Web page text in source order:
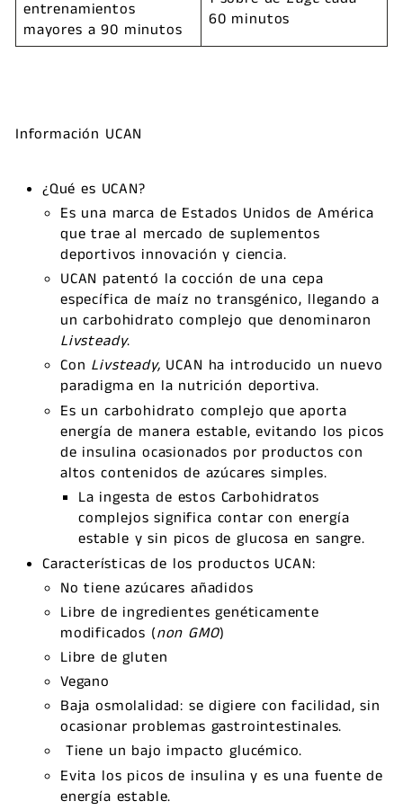
entrenamientos
mayores a 90 minutos
60 minutos
Información UCAN
¿Qué es UCAN?
Es una marca de Estados Unidos de América
que trae al mercado de suplementos
deportivos innovación y ciencia.
UCAN patentó la cocción de una cepa
específica de maíz no transgénico, llegando a
un carbohidrato complejo que denominaron
Livsteady.
Con Livsteady, UCAN ha introducido un nuevo
paradigma en la nutrición deportiva.
Es un carbohidrato complejo que aporta
energía de manera estable, evitando los picos
de insulina ocasionados por productos con
altos contenidos de azúcares simples.
La ingesta de estos Carbohidratos
complejos significa contar con energía
estable y sin picos de glucosa en sangre.
Características de los productos UCAN:
No tiene azúcares añadidos
Libre de ingredientes genéticamente
modificados (non GMO)
Libre de gluten
Vegano
Baja osmolalidad: se digiere con facilidad, sin
ocasionar problemas gastrointestinales.
Tiene un bajo impacto glucémico.
Evita los picos de insulina y es una fuente de
energía estable.